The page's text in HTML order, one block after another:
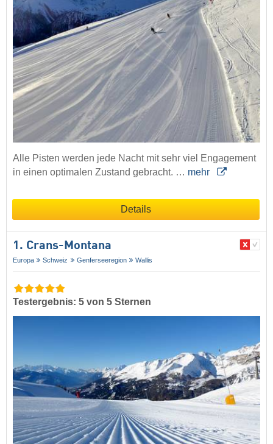
Alle Pisten werden jede Nacht mit sehr viel Engagement
in einen optimalen Zustand gebracht. … mehr
Details
1. Crans-Montana
Europa Schweiz Genferseeregion Wallis
Testergebnis: 5 von 5 Sternen